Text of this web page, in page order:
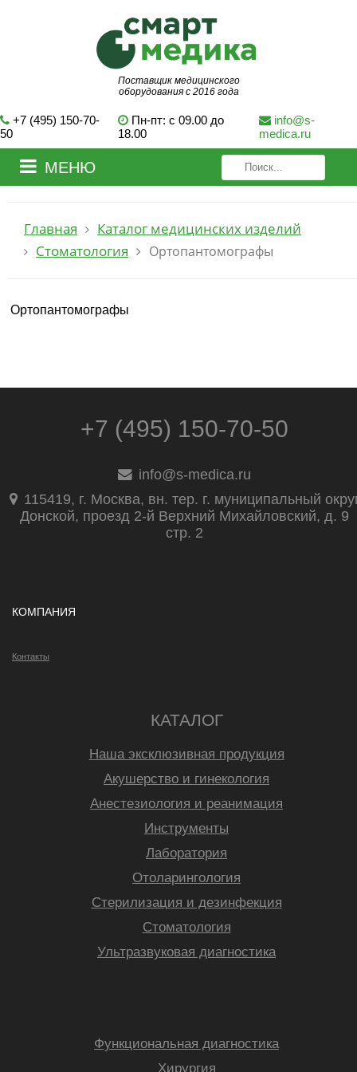
Поставщик медицинского
оборудования с 2016 года
+7 (495) 150-70-
50
Пн-пт: с 09.00 до
18.00
info@s-
medica.ru
МЕНЮ
Главная
Каталог медицинских изделий
Стоматология
Ортопантомографы
Ортопантомографы
+7 (495) 150-70-50
info@s-medica.ru
115419, г. Москва, вн. тер. г. муниципальный
Донской, проезд 2-й Верхний Михайловский, д. 9
стр. 2
КОМПАНИЯ
Контакты
КАТАЛОГ
Наша эксклюзивная продукция
Акушерство и гинекология
Анестезиология и реанимация
Инструменты
Лаборатория
Отоларингология
Стерилизация и дезинфекция
Стоматология
Ультразвуковая диагностика
Функциональная диагностика
Хирургия